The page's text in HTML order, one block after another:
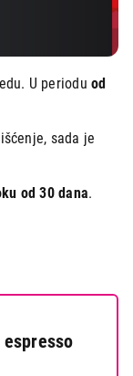
U perioduod
sada je
od 30 dana.